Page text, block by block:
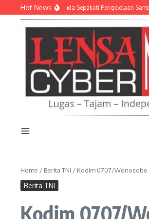
Lewati ke konten
Hot News
dan Empat Pemda Sepakati Pengelolaan Sampah
Home / Berita TNI / Kodim 0707/Wonosobo
Berita TNI
Kodim 0707/